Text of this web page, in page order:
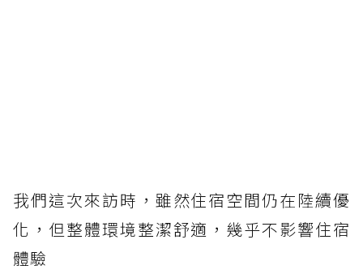
我們這次來訪時，雖然住宿空間仍在陸續優
化，但整體環境整潔舒適，幾乎不影響住宿
體驗